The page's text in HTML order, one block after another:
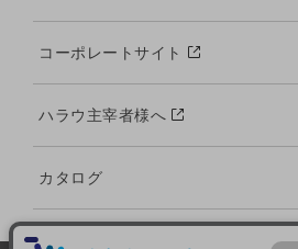
コーポレートサイト
ハラウ主宰者様へ
カタログ